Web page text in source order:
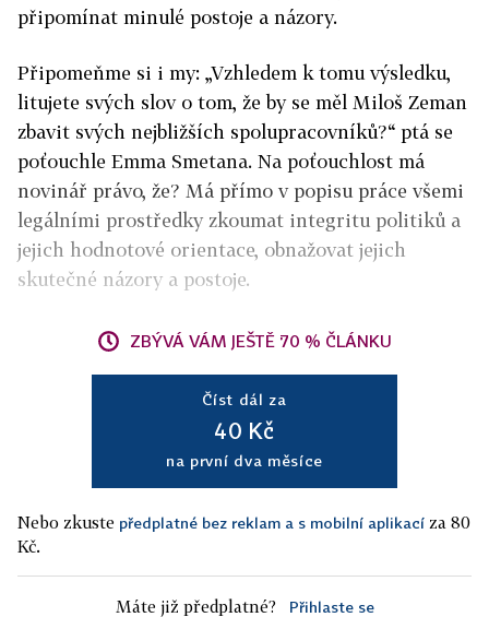
připomínat minulé postoje a názory.
Připomeňme si i my: „Vzhledem k tomu výsledku,
litujete svých slov o tom, že by se měl Miloš Zeman
zbavit svých nejbližších spolupracovníků?“ ptá se
poťouchle Emma Smetana. Na poťouchlost má
novinář právo, že? Má přímo v popisu práce všemi
legálními prostředky zkoumat integritu politiků a
jejich hodnotové orientace, obnažovat jejich
skutečné názory a postoje.
ZBÝVÁ VÁM JEŠTĚ 70 % ČLÁNKU
Číst dál za
40 Kč
na první dva měsíce
Nebo zkuste předplatné bez reklam a s mobilní aplikací za 80
Kč.
Máte již předplatné? Přihlaste se